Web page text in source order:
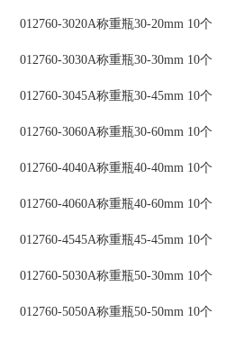
012760-3020A称重瓶30-20mm 10个
012760-3030A称重瓶30-30mm 10个
012760-3045A称重瓶30-45mm 10个
012760-3060A称重瓶30-60mm 10个
012760-4040A称重瓶40-40mm 10个
012760-4060A称重瓶40-60mm 10个
012760-4545A称重瓶45-45mm 10个
012760-5030A称重瓶50-30mm 10个
012760-5050A称重瓶50-50mm 10个